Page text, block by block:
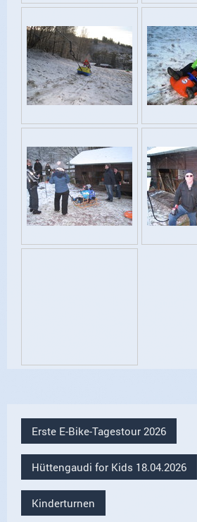
Erste E-Bike-Tagestour 2026
Hüttengaudi for Kids 18.04.2026
Kinderturnen